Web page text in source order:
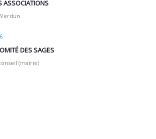
ASSOCIATIONS
DES SAGES
(mairie)